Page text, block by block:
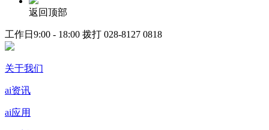
返回顶部
工作日9:00 - 18:00 拨打 028-8127 0818
关于我们
ai资讯
ai应用